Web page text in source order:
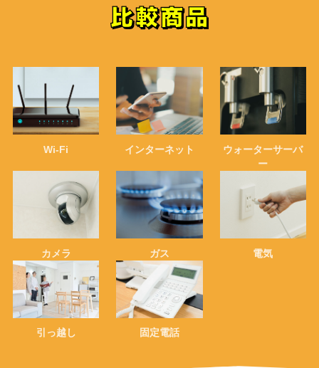
Wi-Fi インターネット
ウォーターサーバ
ー
カメラ ガス 電気
引っ越し 固定電話